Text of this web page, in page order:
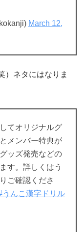
March 12,
）ネタにはなりま
てオリジナルグ
メンバー特典が
ッズ発売などの
す。詳しくはう
ご確認くださ
うんこ漢字ドリル